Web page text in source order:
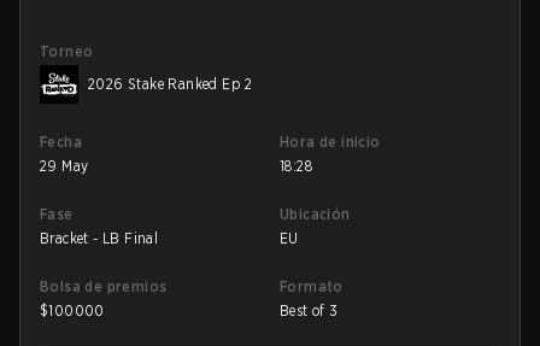
Torneo
2026 Stake Ranked Ep 2
Fecha
29 May
Hora de inicio
18:28
Fase
Bracket - LB Final
Ubicación
EU
Bolsa de premios
$100000
Formato
Best of 3